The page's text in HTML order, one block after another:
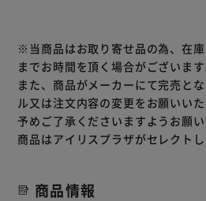
※当商品はお取り寄せ品の為、在
までお時間を頂く場合がございます
また、商品がメーカーにて完売と
ル又は注文内容の変更をお願いいた
予めご了承くださいますようお願い
商品はアイリスプラザがセレクトし
商品情報